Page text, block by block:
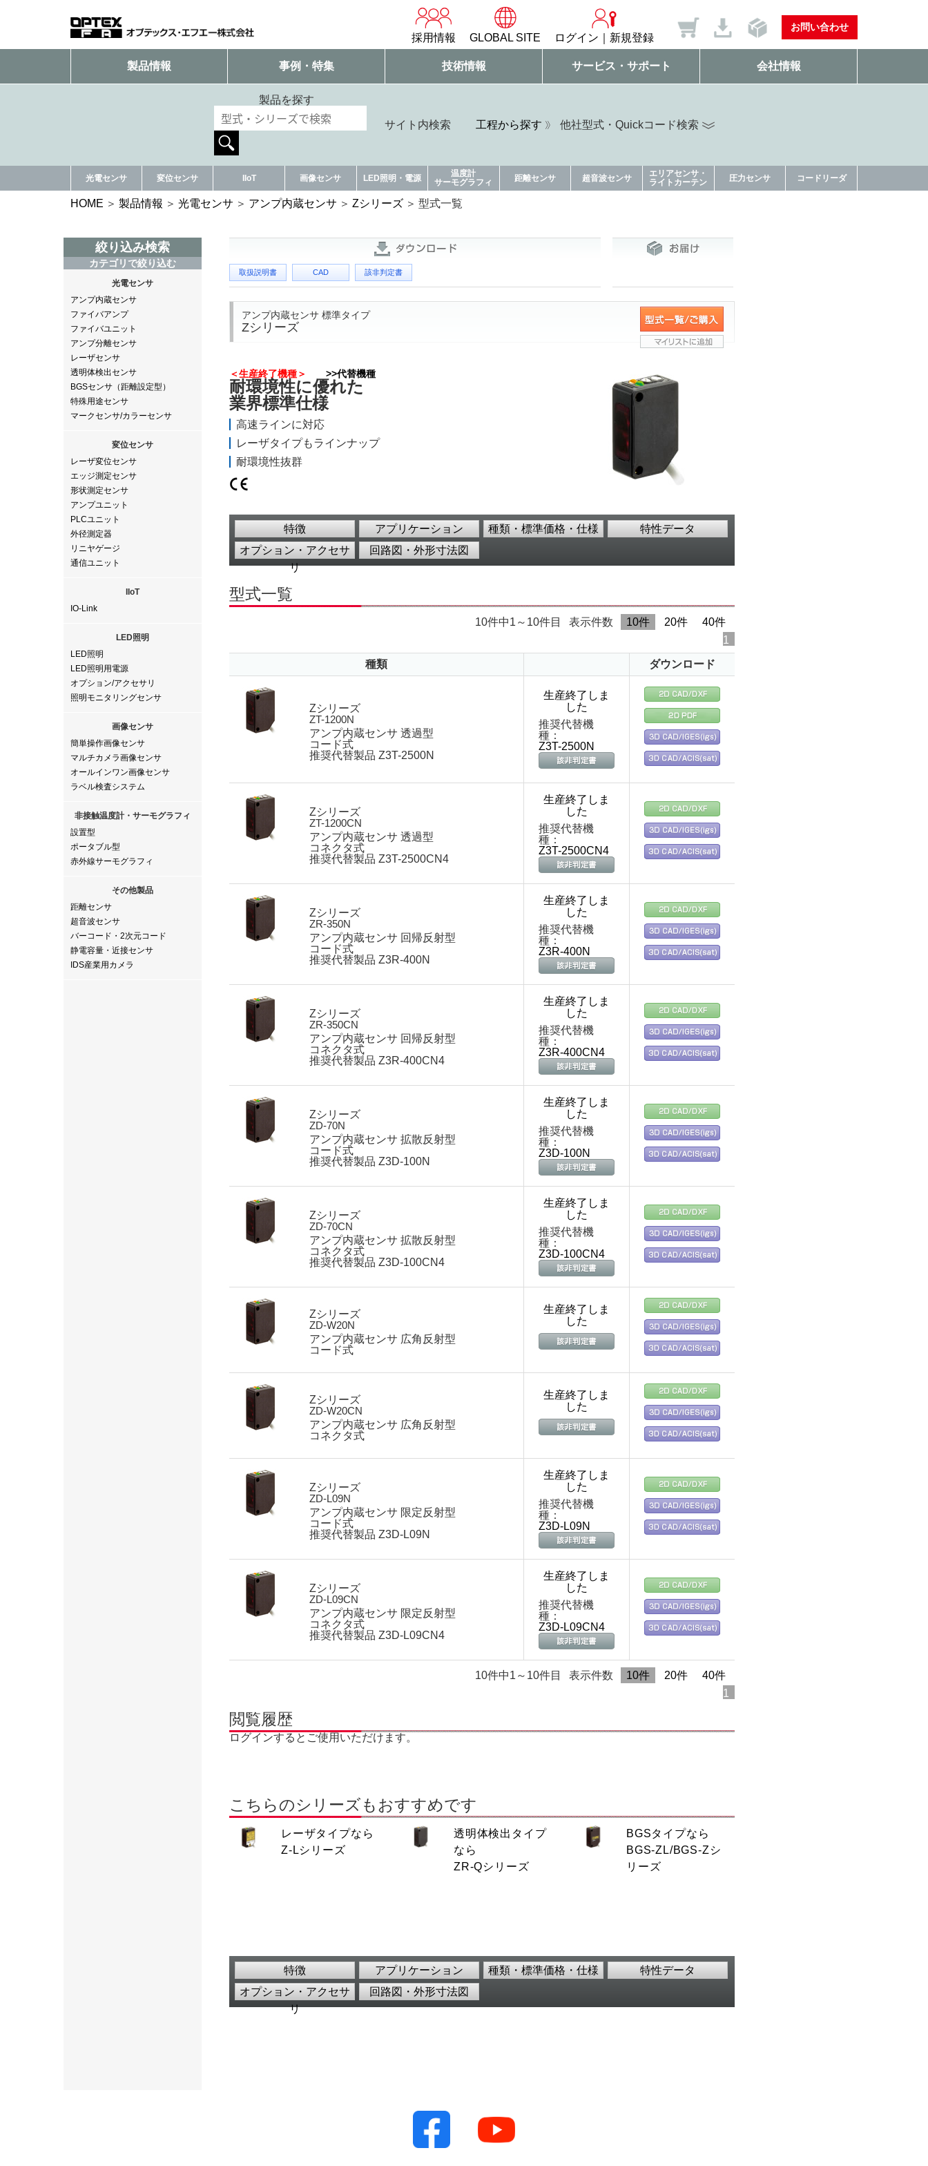
採用情報 GLOBAL SITE ログイン 新規登録
お問い合わせ
製品情報 事例・特集 技術情報 サービス・サポート 会社情報
製品を探す
サイト内検索 工程から探す 他社型式・Quickコード検索
光電センサ 変位センサ IIoT 画像センサ LED照明・電源
温度計
サーモグラフィ
距離センサ 超音波センサ
エリアセンサ・
ライトカーテン
圧力センサ コードリーダ
HOME 製品情報 光電センサ アンプ内蔵センサ Zシリーズ 型式一覧
絞り込み検索
カテゴリで絞り込む
光電センサ
アンプ内蔵センサ
ファイバアンプ
ファイバユニット
アンプ分離センサ
レーザセンサ
透明体検出センサ
BGSセンサ（距離設定型）
特殊用途センサ
マークセンサ/カラーセンサ
変位センサ
レーザ変位センサ
エッジ測定センサ
形状測定センサ
アンプユニット
PLCユニット
外径測定器
リニヤゲージ
通信ユニット
IIoT
IO-Link
LED照明
LED照明
LED照明用電源
オプション/アクセサリ
照明モニタリングセンサ
画像センサ
簡単操作画像センサ
マルチカメラ画像センサ
オールインワン画像センサ
ラベル検査システム
非接触温度計・サーモグラフィ
設置型
ポータブル型
赤外線サーモグラフィ
その他製品
距離センサ
超音波センサ
バーコード・2次元コード
静電容量・近接センサ
IDS産業用カメラ
取扱説明書 CAD 該非判定書
アンプ内蔵センサ 標準タイプ
Zシリーズ
＜生産終了機種＞ >>代替機種
耐環境性に優れた
業界標準仕様
高速ラインに対応
レーザタイプもラインナップ
耐環境性抜群
特徴 アプリケーション 種類・標準価格・仕様
特性データ
オプション・アクセサ
リ
回路図・外形寸法図
型式一覧
40件
20件
10件
表示件数
10件中1～10件目
1
種類 ダウンロード
Zシリーズ
ZT-1200N
アンプ内蔵センサ 透過型
コード式
推奨代替製品 Z3T-2500N
生産終了しま
した
推奨代替機
種：
Z3T-2500N
Zシリーズ
ZT-1200CN
アンプ内蔵センサ 透過型
コネクタ式
推奨代替製品 Z3T-2500CN4
生産終了しま
した
推奨代替機
種：
Z3T-2500CN4
Zシリーズ
ZR-350N
アンプ内蔵センサ 回帰反射型
コード式
推奨代替製品 Z3R-400N
生産終了しま
した
推奨代替機
種：
Z3R-400N
Zシリーズ
ZR-350CN
アンプ内蔵センサ 回帰反射型
コネクタ式
推奨代替製品 Z3R-400CN4
生産終了しま
した
推奨代替機
種：
Z3R-400CN4
Zシリーズ
ZD-70N
アンプ内蔵センサ 拡散反射型
コード式
推奨代替製品 Z3D-100N
生産終了しま
した
推奨代替機
種：
Z3D-100N
Zシリーズ
ZD-70CN
アンプ内蔵センサ 拡散反射型
コネクタ式
推奨代替製品 Z3D-100CN4
生産終了しま
した
推奨代替機
種：
Z3D-100CN4
Zシリーズ
ZD-W20N
アンプ内蔵センサ 広角反射型
コード式
生産終了しま
した
Zシリーズ
ZD-W20CN
アンプ内蔵センサ 広角反射型
コネクタ式
生産終了しま
した
Zシリーズ
ZD-L09N
アンプ内蔵センサ 限定反射型
コード式
推奨代替製品 Z3D-L09N
生産終了しま
した
推奨代替機
種：
Z3D-L09N
Zシリーズ
ZD-L09CN
アンプ内蔵センサ 限定反射型
コネクタ式
推奨代替製品 Z3D-L09CN4
生産終了しま
した
推奨代替機
種：
Z3D-L09CN4
40件
20件
10件
表示件数
10件中1～10件目
1
閲覧履歴
ログインするとご使用いただけます。
こちらのシリーズもおすすめです
レーザタイプなら
Z-Lシリーズ
透明体検出タイプ
なら
ZR-Qシリーズ
BGSタイプなら
BGS-ZL/BGS-Zシ
リーズ
特徴 アプリケーション 種類・標準価格・仕様
特性データ
オプション・アクセサ
リ
回路図・外形寸法図